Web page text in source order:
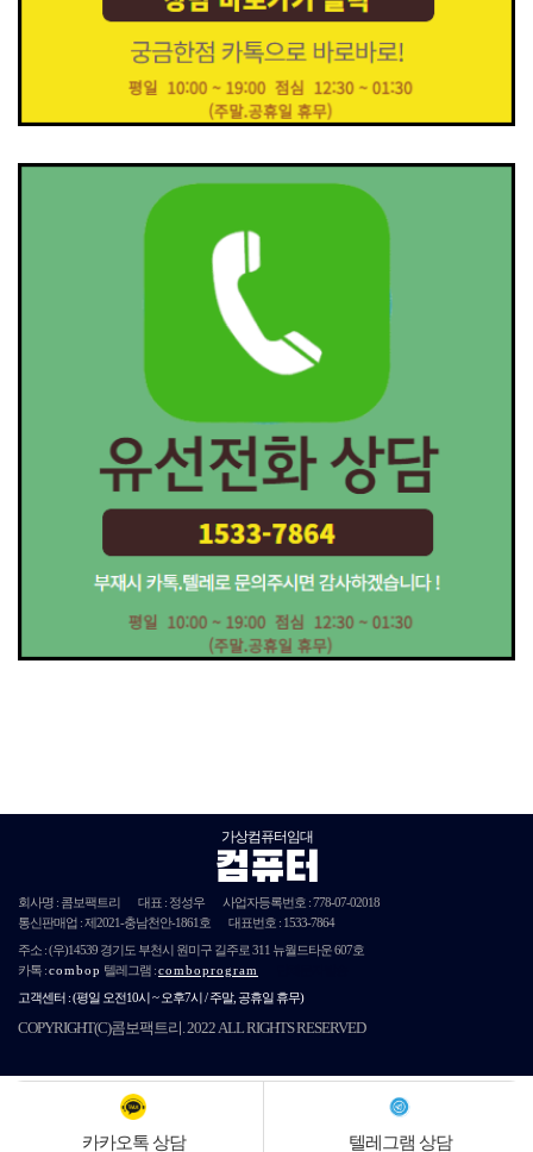
가상컴퓨터임대
컴퓨터
회사명 : 콤보팩트리 대표 : 정성우 사업자등록번호 :778-07-02018
통신판매업 : 제 2021-충남천안-1861호
대표번호 : 1533-7864
주소 :(우)14539 경기도 부천시 원미구 길주로 311 뉴월드타운 607호
카톡 :combop 텔레그램 :comboprogram
고객센터 :(평일 오전10시 ~ 오후7시 / 주말, 공휴일 휴무)
COPYRIGHT(C)콤보팩트리. 2022 ALL RIGHTS RESERVED
카카오톡 상담 텔레그램 상담